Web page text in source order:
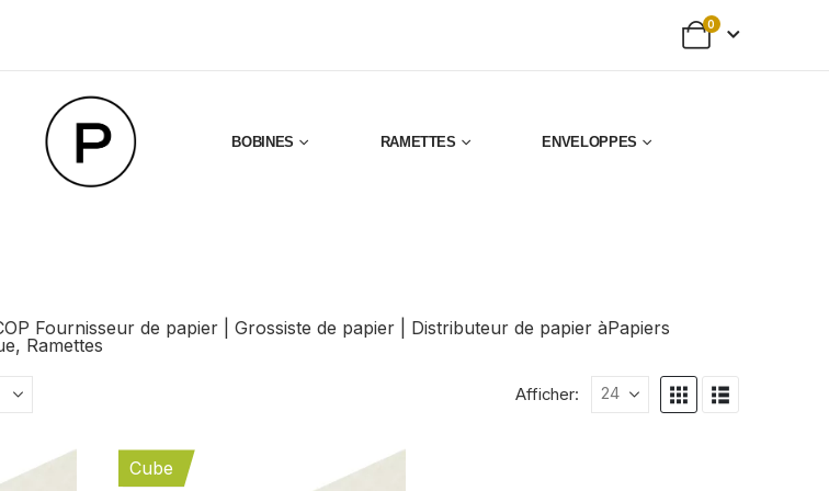
0
BOBINES RAMETTES ENVELOPPES
Fournisseur de papier | Grossiste de papier | Distributeur de papier àPapiers
Ramettes
Afficher:
Cube